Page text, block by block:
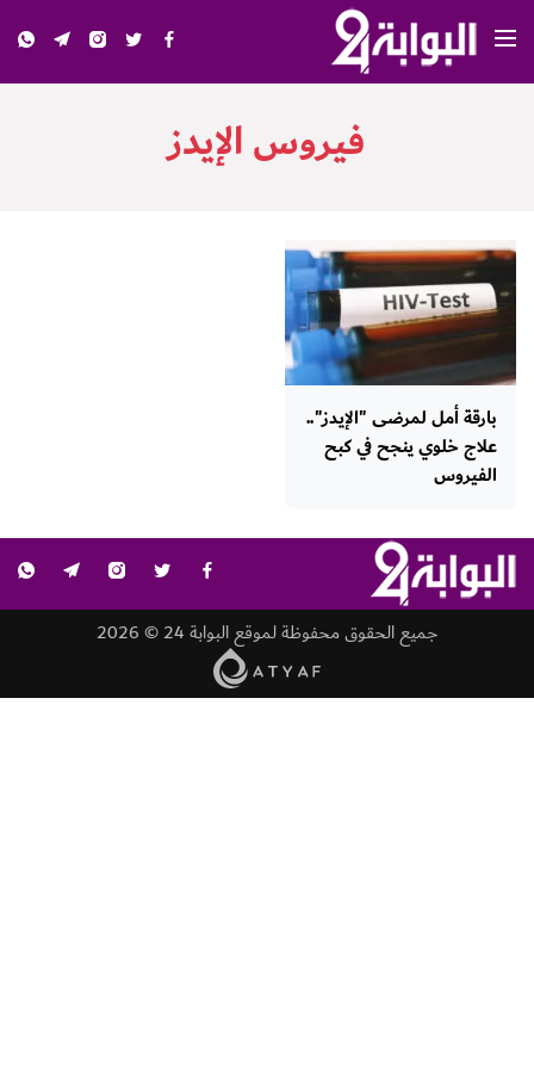
فيروس الإيدز
بارقة أمل لمرضى "الإيدز"..
علاج خلوي ينجح في كبح
الفيروس
جميع الحقوق محفوظة لموقع البوابة 24 © 2026